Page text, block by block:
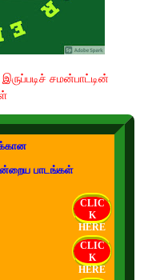
சமன்பாட்டின்
பாடங்கள்
CLIC
K
HERE
CLIC
K
HERE